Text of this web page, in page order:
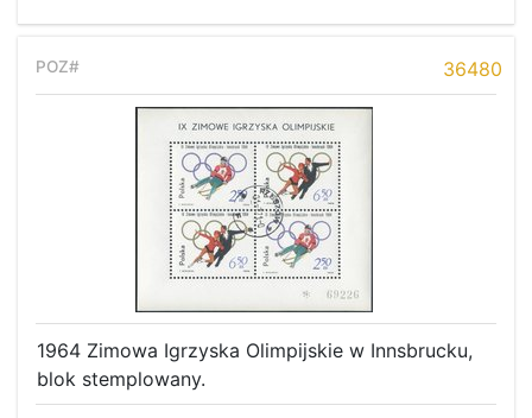
36480
1964 Zimowa Igrzyska Olimpijskie w Innsbrucku,
blok stemplowany.